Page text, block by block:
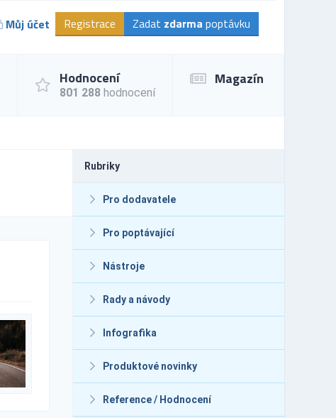
Můj účet Registrace Zadat zdarma poptávku
Hodnocení
801 288 hodnocení
Magazín
Rubriky
Pro dodavatele
Pro poptávající
Nástroje
Rady a návody
Infografika
Produktové novinky
Reference / Hodnocení